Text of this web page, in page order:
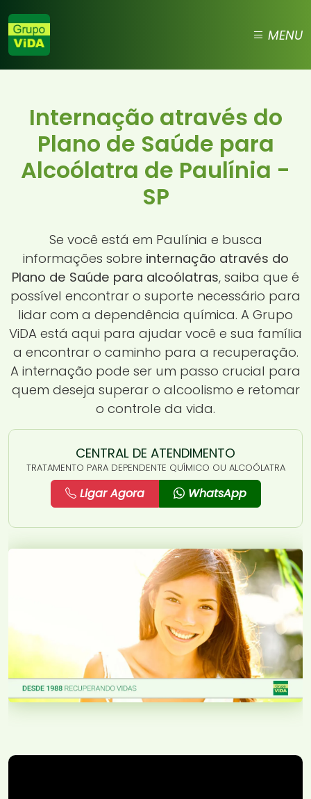
MENU
Internação através do
Plano de Saúde para
Alcoólatra de Paulínia -
SP
Se você está em Paulínia e busca
informações sobre internação através do
Plano de Saúde para alcoólatras, saiba que é
possível encontrar o suporte necessário para
lidar com a dependência química. A Grupo
ViDA está aqui para ajudar você e sua família
a encontrar o caminho para a recuperação.
A internação pode ser um passo crucial para
quem deseja superar o alcoolismo e retomar
o controle da vida.
CENTRAL DE ATENDIMENTO
TRATAMENTO PARA DEPENDENTE QUÍMICO OU ALCOÓLATRA
Ligar Agora WhatsApp